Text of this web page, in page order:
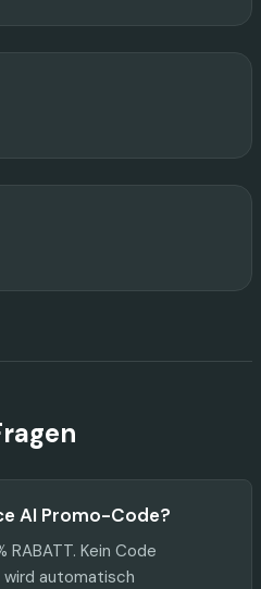
AI Promo-Code?
Kein Code
automatisch